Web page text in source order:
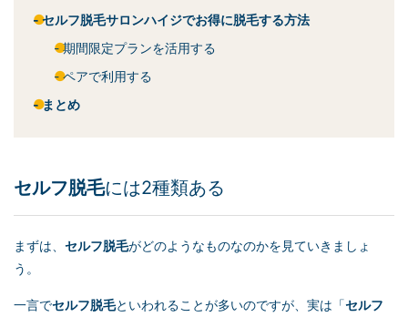
セルフ脱毛サロンハイジでお得に脱毛する方法
期間限定プランを活用する
ペアで利用する
まとめ
セルフ脱毛には2種類ある
まずは、 セルフ脱毛がどのようなものなのかを見ていきましょ
う。
一言でセルフ脱毛といわれることが多いのですが、実は「セルフ